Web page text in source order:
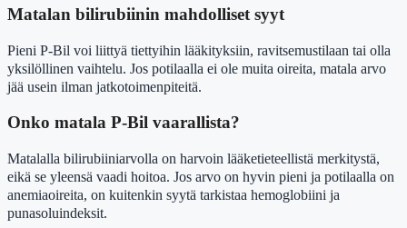
Matalan bilirubiinin mahdolliset syyt
Pieni P-Bil voi liittyä tiettyihin lääkityksiin, ravitsemustilaan tai olla
yksilöllinen vaihtelu. Jos potilaalla ei ole muita oireita, matala arvo
jää usein ilman jatkotoimenpiteitä.
Onko matala P-Bil vaarallista?
Matalalla bilirubiiniarvolla on harvoin lääketieteellistä merkitystä,
eikä se yleensä vaadi hoitoa. Jos arvo on hyvin pieni ja potilaalla on
anemiaoireita, on kuitenkin syytä tarkistaa hemoglobiini ja
punasoluindeksit.